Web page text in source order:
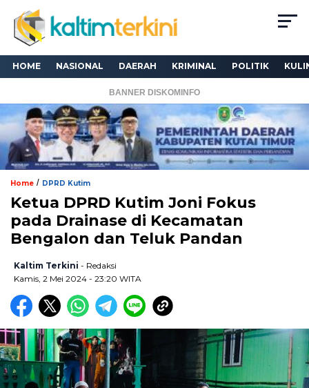
HOME NASIONAL DAERAH KRIMINAL POLITIK
BANNER DISKOMINFO
Home / DPRD Kutim
Ketua DPRD Kutim Joni Fokus
pada Drainase di Kecamatan
Bengalon dan Teluk Pandan
Kaltim Terkini - Redaksi
Kamis, 2 Mei 2024 - 23:20 WITA